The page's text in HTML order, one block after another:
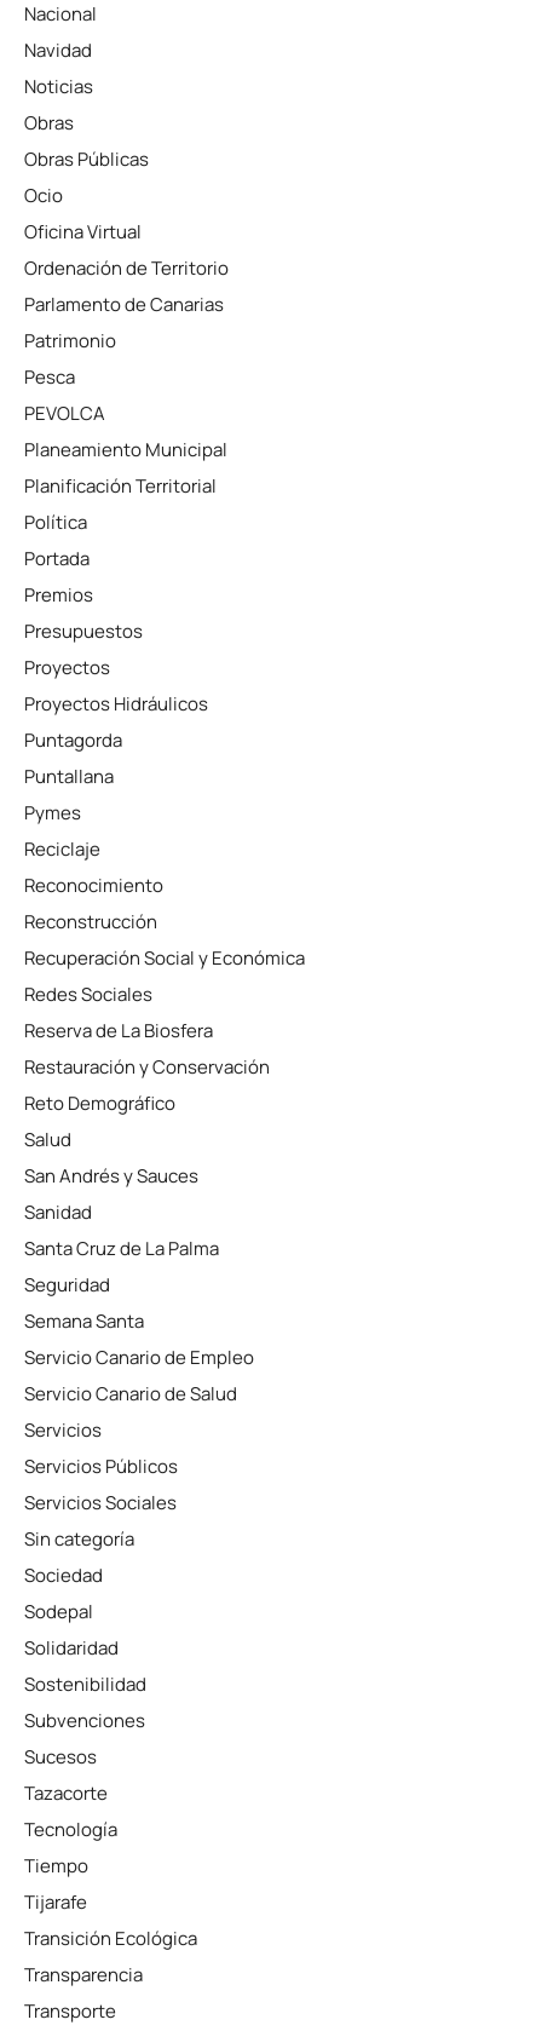
Nacional
Navidad
Noticias
Obras
Obras Públicas
Ocio
Oficina Virtual
Ordenación de Territorio
Parlamento de Canarias
Patrimonio
Pesca
PEVOLCA
Planeamiento Municipal
Planificación Territorial
Política
Portada
Premios
Presupuestos
Proyectos
Proyectos Hidráulicos
Puntagorda
Puntallana
Pymes
Reciclaje
Reconocimiento
Reconstrucción
Recuperación Social y Económica
Redes Sociales
Reserva de La Biosfera
Restauración y Conservación
Reto Demográfico
Salud
San Andrés y Sauces
Sanidad
Santa Cruz de La Palma
Seguridad
Semana Santa
Servicio Canario de Empleo
Servicio Canario de Salud
Servicios
Servicios Públicos
Servicios Sociales
Sin categoría
Sociedad
Sodepal
Solidaridad
Sostenibilidad
Subvenciones
Sucesos
Tazacorte
Tecnología
Tiempo
Tijarafe
Transición Ecológica
Transparencia
Transporte